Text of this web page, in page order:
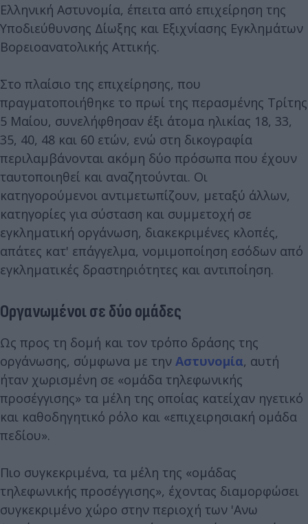
Ελληνική Αστυνομία, έπειτα από επιχείρηση της
Υποδιεύθυνσης Δίωξης και Εξιχνίασης Εγκλημάτων
Βορειοανατολικής Αττικής.
Στο πλαίσιο της επιχείρησης, που
πραγματοποιήθηκε το πρωί της περασμένης Τρίτης
5 Μαίου, συνελήφθησαν έξι άτομα ηλικίας 18, 33,
35, 40, 48 και 60 ετών, ενώ στη δικογραφία
περιλαμβάνονται ακόμη δύο πρόσωπα που έχουν
ταυτοποιηθεί και αναζητούνται. Οι
κατηγορούμενοι αντιμετωπίζουν, μεταξύ άλλων,
κατηγορίες για σύσταση και συμμετοχή σε
εγκληματική οργάνωση, διακεκριμένες κλοπές,
απάτες κατ' επάγγελμα, νομιμοποίηση εσόδων από
εγκληματικές δραστηριότητες και αντιποίηση.
Οργανωμένοι σε δύο ομάδες
Ως προς τη δομή και τον τρόπο δράσης της
οργάνωσης, σύμφωνα με την Αστυνομία, αυτή
ήταν χωρισμένη σε «ομάδα τηλεφωνικής
προσέγγισης» τα μέλη της οποίας κατείχαν ηγετικό
και καθοδηγητικό ρόλο και «επιχειρησιακή ομάδα
πεδίου».
Πιο συγκεκριμένα, τα μέλη της «ομάδας
τηλεφωνικής προσέγγισης», έχοντας διαμορφώσει
συγκεκριμένο χώρο στην περιοχή των 'Ανω